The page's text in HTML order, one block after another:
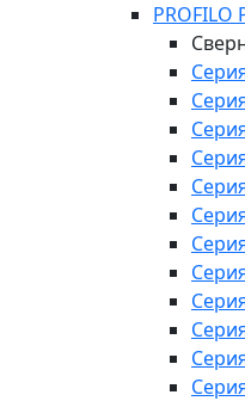
PROFILO